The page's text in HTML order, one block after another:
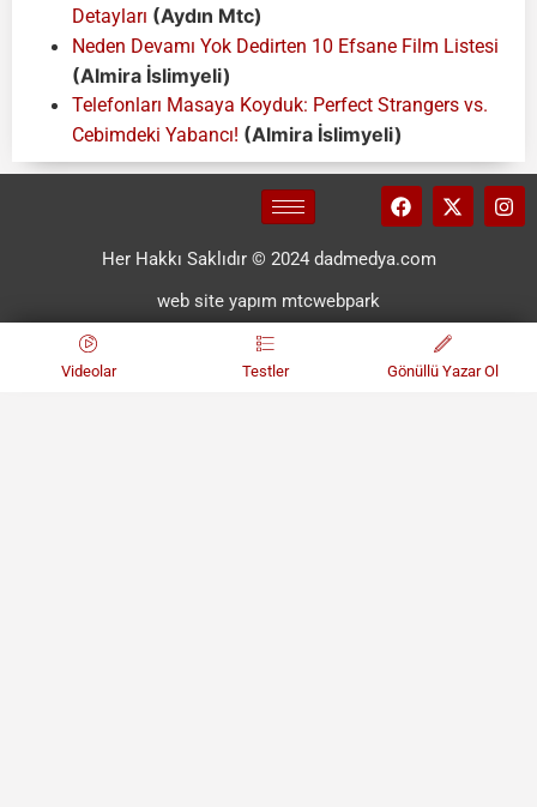
Detayları (Aydın Mtc)
Neden Devamı Yok Dedirten 10 Efsane Film Listesi
(Almira İslimyeli)
Telefonları Masaya Koyduk: Perfect Strangers vs.
Cebimdeki Yabancı! (Almira İslimyeli)
Her Hakkı Saklıdır © 2024 dadmedya.com
web site yapım mtcwebpark
Videolar Testler Gönüllü Yazar Ol